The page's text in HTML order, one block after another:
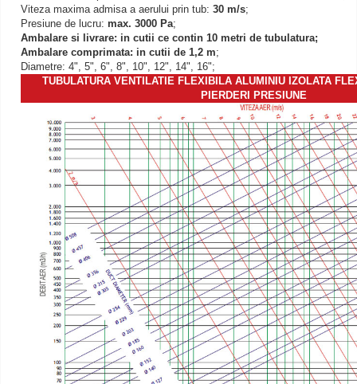
Viteza maxima admisa a aerului prin tub: 30 m/s;
Presiune de lucru: max. 3000 Pa;
Ambalare si livrare: in cutii ce contin 10 metri de tubulatura;
Ambalare comprimata: in cutii de 1,2 m;
Diametre: 4", 5", 6", 8", 10", 12", 14", 16";
TUBULATURA VENTILATIE FLEXIBILA ALUMINIU IZOLATA
PIERDERI PRESIUNE